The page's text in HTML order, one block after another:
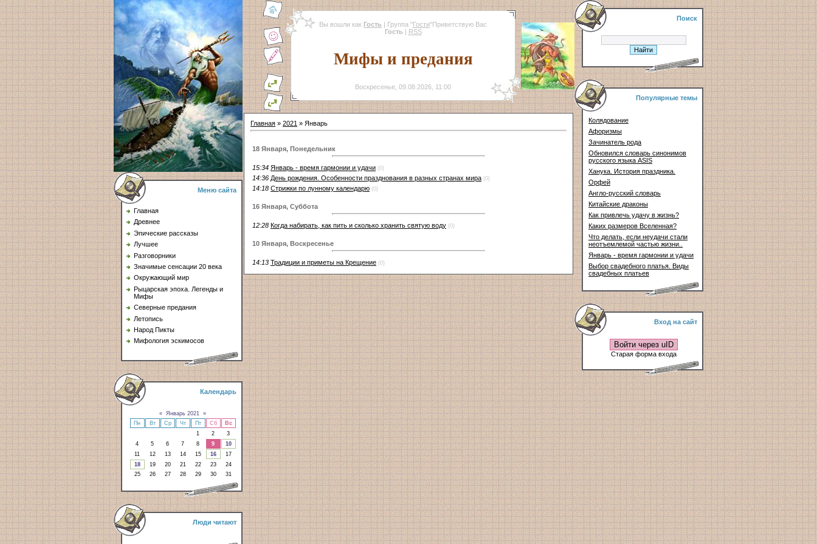
Меню сайта
Главная
Древнее
Эпические рассказы
Лучшее
Разговорники
Значимые сенсации 20 века
Окружающий мир
Рыцарская эпоха. Легенды и
Мифы
Северные предания
Летопись
Народ Пикты
Мифология эскимосов
Календарь
« Январь 2021 »
Пн
Вт Ср Чт Пт Сб
Вс
1
2
3
4
5 6 7 8 9
10
11
12 13 14 15 16
17
18
19 20 21 22 23
24
25
26 27 28 29 30 31
Люди читают
Вы вошли как Гость | Группа "Гости"Приветствую Вас
Гость | RSS
Мифы и предания
Воскресенье, 09.08.2026, 11:00
Главная » 2021 » Январь
18 Января, Понедельник
15:34 Январь - время гармонии и удачи (0)
14:36 День рождения. Особенности празднования в разных странах мира (0)
14:18 Стрижки по лунному календарю (0)
16 Января, Суббота
12:28 Когда набирать, как пить и сколько хранить святую воду (0)
10 Января, Воскресенье
14:13 Традиции и приметы на Крещение (0)
Поиск
Популярные темы
Колядование
Афоризмы
Зачинатель рода
Обновился словарь синонимов
русского языка ASIS
Ханука. История праздника.
Орфей
Англо-русский словарь
Китайские драконы
Как привлечь удачу в жизнь?
Каких размеров Вселенная?
Что делать, если неудачи стали
неотъемлемой частью жизни..
Январь - время гармонии и удачи
Выбор свадебного платья. Виды
свадебных платьев
Вход на сайт
Войти через uID
Старая форма входа